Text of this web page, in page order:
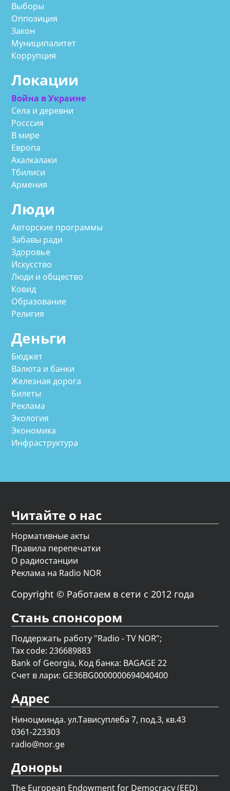
Выборы
Оппозиция
Закон
Муниципалитет
Коррупция
Локации
Война в Украине
Села и деревни
Росссия
В мире
Европа
Ахалкалаки
Тбилиси
Армения
Люди
Авторские программы
Забавы ради
Здоровье
Искусство
Люди и общество
Ковид
Образование
Религия
Деньги
Бюджет
Валюта и банки
Железная дорога
Билеты
Реклама
Экология
Экономика
Инфраструктура
Читайте о нас
Нормативные акты
Правила перепечатки
О радиостанции
Реклама на Radio NOR
Copyright © Работаем в сети с 2012 года
Стань спонсором
Поддержать работу "Radio - TV NOR";
Tax code: 236689883
Bank of Georgia, Код банка: BAGAGE 22
Счет в лари: GE36BG0000000694040400
Адрес
Ниноцминда. ул.Тависуплеба 7, под.3, кв.43
0361-223303
radio@nor.ge
Доноры
The European Endowment for Democracy (EED)